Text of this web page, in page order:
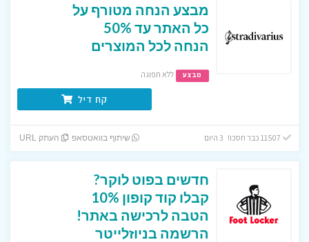
מבצע הנחה מטורף על
כל האתר עד 50%
הנחה לכל המוצרים
מבצע ללא תפוגה
קח דיל
שיתוף בוואטסאפ העתק URL
חדשים בפוט לוקר?
קבלו קוד קופון 10%
הטבה לרכישה באתר!
הרשמה בניוזלייטר